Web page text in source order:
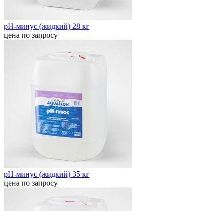
pН-минус (жидкий) 28 кг
цена по запросу
pН-минус (жидкий) 35 кг
цена по запросу